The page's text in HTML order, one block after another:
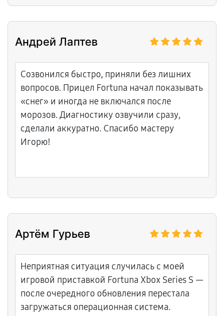
Андрей Лаптев
Созвонился быстро, приняли без лишних
вопросов. Прицел Fortuna начал показывать
«снег» и иногда не включался после
морозов. Диагностику озвучили сразу,
сделали аккуратно. Спасибо мастеру
Игорю!
Артём Гурьев
Неприятная ситуация случилась с моей
игровой приставкой Fortuna Xbox Series S —
после очередного обновления перестала
загружаться операционная система.